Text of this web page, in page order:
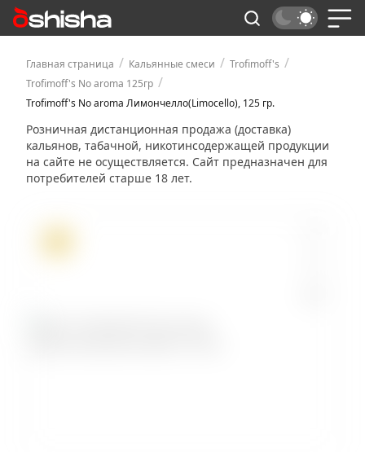
Главная страница / Кальянные смеси / Trofimoff's /
Trofimoff's No aroma 125гр /
Trofimoff's No aroma Лимончелло(Limocello), 125 гр.
Розничная дистанционная продажа (доставка)
кальянов, табачной, никотинсодержащей продукции
на сайте не осуществляется. Сайт предназначен для
потребителей старше 18 лет.